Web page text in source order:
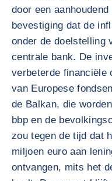
door een
bevestiging dat de
onder de doelstelling
centrale bank. De
verbeterde financiële
van Europese
de Balkan, die
bbp en de
zou tegen de tijd dat
miljoen euro aan
ontvangen, mits het